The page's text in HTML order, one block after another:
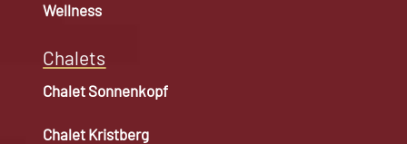
Wellness
Chalets
Chalet Sonnenkopf
Chalet Kristberg